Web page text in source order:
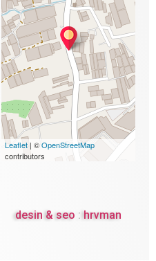
Leaflet | ©OpenStreetMap
contributors
desin & seo : hrvman